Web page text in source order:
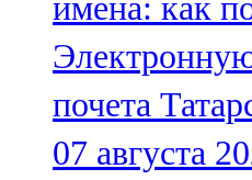
почета
07 августа